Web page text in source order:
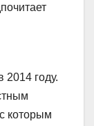
2014 году.
которым